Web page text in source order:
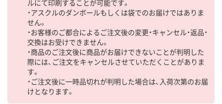
ルにて印刷することが可能です。
・アスクルのダンボールもしくは袋でのお届けではありま
せん。
・お客様のご都合によるご注文後の変更・キャンセル・返品・
交換はお受けできません。
・商品のご注文後に商品がお届けできないことが判明した
際には、ご注文をキャンセルさせていただくことがありま
す。
・ご注文後に一時品切れが判明した場合は、入荷次第のお届
けとなります。